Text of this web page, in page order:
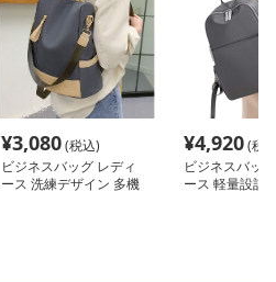
¥3,080(税込)
ビジネスバッグ レディ
ース 洗練デザイン 多機
¥4,920(税
ビジネスバッ
ース 軽量設計